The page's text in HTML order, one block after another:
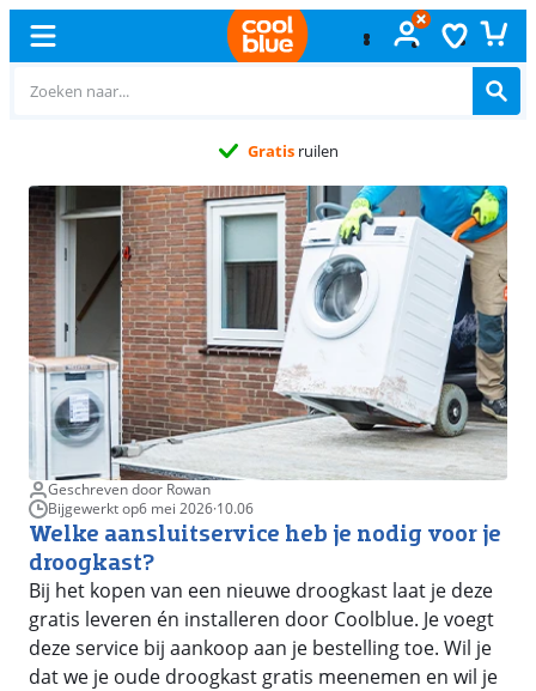
Gratisruilen
Geschreven door Rowan
Bijgewerkt op6 mei 2026·10.06
Welke aansluitservice heb je nodig voor je
droogkast?
Bij het kopen van een nieuwe droogkast laat je deze
gratis leveren én installeren door Coolblue. Je voegt
deze service bij aankoop aan je bestelling toe. Wil je
dat we je oude droogkast gratis meenemen en wil je